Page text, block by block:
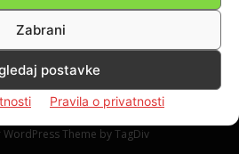
Zabrani
postavke
Pravila o privatnosti
0
nas Pravila o privatnosti
Theme by TagDiv